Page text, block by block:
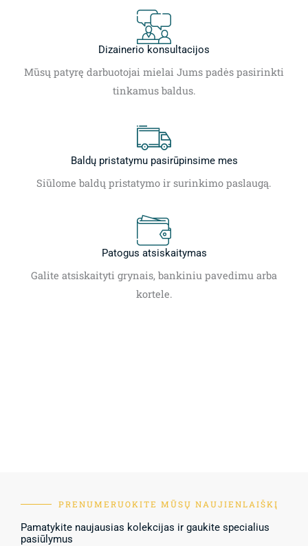
Dizainerio konsultacijos
Mūsų patyrę darbuotojai mielai Jums padės pasirinkti
tinkamus baldus.
Baldų pristatymu pasirūpinsime mes
Siūlome baldų pristatymo ir surinkimo paslaugą.
Patogus atsiskaitymas
Galite atsiskaityti grynais, bankiniu pavedimu arba
kortele.
PRENUMERUOKITE MŪSŲ NAUJIENLAIŠKĮ
Pamatykite naujausias kolekcijas ir gaukite specialius
pasiūlymus